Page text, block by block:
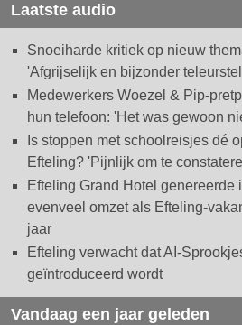
Laatste audio
Snoeiharde kritiek op nieuw
'Afgrijselijk en bijzonder
Medewerkers Woezel & Pip-
hun telefoon: 'Het was gewoon
Is stoppen met schoolreisjes dé
Efteling? 'Pijnlijk om te
Efteling Grand Hotel genereerde
evenveel omzet als Efteling-
jaar
Efteling verwacht dat AI-
geïntroduceerd wordt
Vandaag een jaar geleden